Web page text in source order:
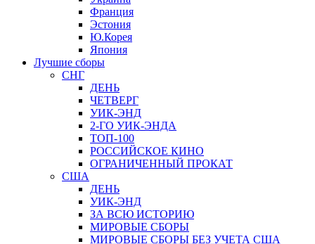
Франция
Эстония
Ю.Корея
Япония
Лучшие сборы
СНГ
ДЕНЬ
ЧЕТВЕРГ
УИК-ЭНД
2-ГО УИК-ЭНДА
ТОП-100
РОССИЙСКОЕ КИНО
ОГРАНИЧЕННЫЙ ПРОКАТ
США
ДЕНЬ
УИК-ЭНД
ЗА ВСЮ ИСТОРИЮ
МИРОВЫЕ СБОРЫ
МИРОВЫЕ СБОРЫ БЕЗ УЧЕТА США